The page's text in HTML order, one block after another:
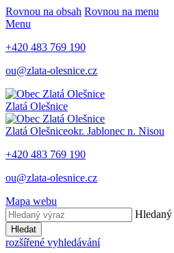
Rovnou na obsah Rovnou na menu
Menu
+420 483 769 190
ou@zlata-olesnice.cz
Zlatá Olešnice
Zlatá Olešniceokr. Jablonec n. Nisou
+420 483 769 190
ou@zlata-olesnice.cz
Mapa webu
Hledat
rozšířené vyhledávání